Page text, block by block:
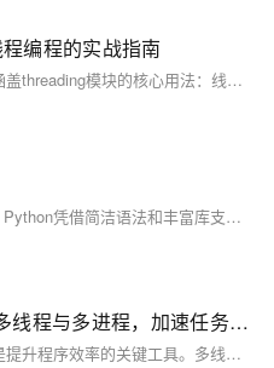
编程的实战指南
本文深入讲解Python多线程编程，涵盖threading模块的核心用法：线程创建、生命周期、同步机制（锁、信号量、条件变量）、线程通信（队列）、守护线程与线程池应用。结合实战案例，如多线程下载器，帮助开发者提升程序并发性能，适用于I/O密集型任务处理。
在互联网时代，数据成为宝贵资源，Python凭借简洁语法和丰富库支持，成为编写网络爬虫的首选。本文介绍Python爬虫基础，涵盖请求发送、内容解析、数据存储等核心环节，并提供环境配置及实战示例，助你快速入门并掌握数据抓取技巧。
Python实用技巧：轻松驾驭多线程与多进程，加速任务执行
在Python编程中，多线程和多进程是提升程序效率的关键工具。多线程适用于I/O密集型任务，如文件读写、网络请求；多进程则适合CPU密集型任务，如科学计算、图像处理。本文详细介绍这两种并发编程方式的基本用法及应用场景，并通过实例代码展示如何使用threading、multiprocessing模块及线程池、进程池来优化程序性能。结合实际案例，帮助读者掌握并发编程技巧，提高程序执行速度和资源利用率。